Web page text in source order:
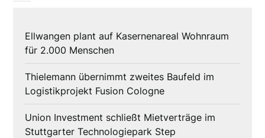
Ellwangen plant auf Kasernenareal Wohnraum
für 2.000 Menschen
Thielemann übernimmt zweites Baufeld im
Logistikprojekt Fusion Cologne
Union Investment schließt Mietverträge im
Stuttgarter Technologiepark Step